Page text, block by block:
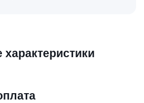
характеристики